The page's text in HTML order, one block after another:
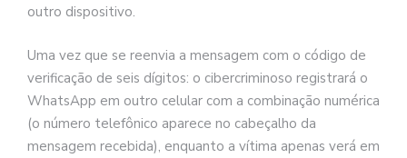
outro dispositivo.
Uma vez que se reenvia a mensagem com o código de
verificação de seis dígitos: o cibercriminoso registrará o
WhatsApp em outro celular com a combinação numérica
(o número telefônico aparece no cabeçalho da
mensagem recebida), enquanto a vítima apenas verá em